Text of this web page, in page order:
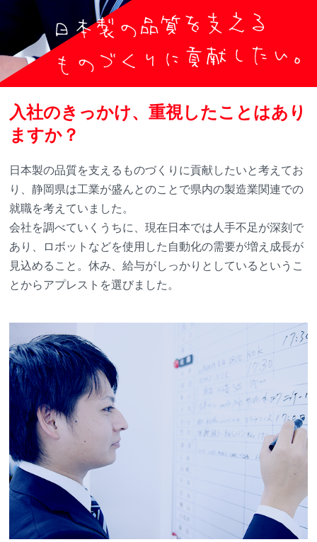
入社のきっかけ、重視したことはあり
ますか？
日本製の品質を支えるものづくりに貢献したいと考えてお
り、静岡県は工業が盛んとのことで県内の製造業関連での
就職を考えていました。
会社を調べていくうちに、現在日本では人手不足が深刻で
あり、ロボットなどを使用した自動化の需要が増え成長が
見込めること。休み、給与がしっかりとしているというこ
とからアプレストを選びました。